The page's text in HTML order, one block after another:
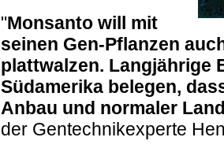
"Monsanto will mit
seinen Gen-Pflanzen
plattwalzen. Langjährige
Südamerika belegen,
Anbau und normaler
der Gentechnikexperte